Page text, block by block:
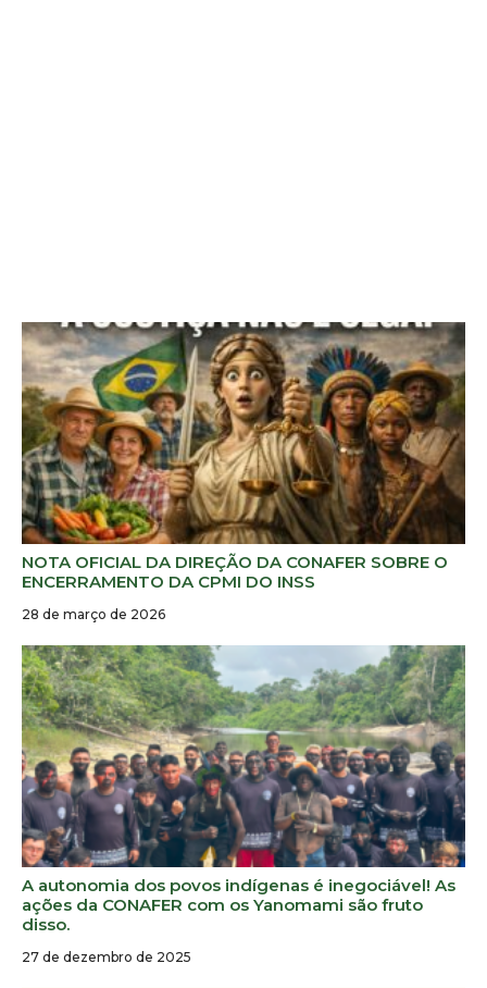
NOTA OFICIAL DA DIREÇÃO DA CONAFER SOBRE O
ENCERRAMENTO DA CPMI DO INSS
28 de março de 2026
A autonomia dos povos indígenas é inegociável! As
ações da CONAFER com os Yanomami são fruto
disso.
27 de dezembro de 2025